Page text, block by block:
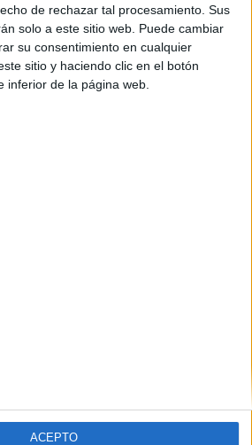
de rechazar tal procesamiento. Sus
solo a este sitio web. Puede cambiar
su consentimiento en cualquier
sitio y haciendo clic en el botón
inferior de la página web.
ACEPTO